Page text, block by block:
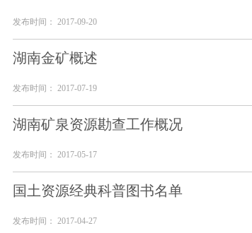
发布时间： 2017-09-20
湖南金矿概述
发布时间： 2017-07-19
湖南矿泉资源勘查工作概况
发布时间： 2017-05-17
国土资源经典科普图书名单
发布时间： 2017-04-27